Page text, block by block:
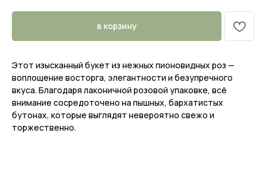
в корзину
Этот изысканный букет из нежных пионовидных роз —
воплощение восторга, элегантности и безупречного
вкуса. Благодаря лаконичной розовой упаковке, всё
внимание сосредоточено на пышных, бархатистых
бутонах, которые выглядят невероятно свежо и
торжественно.